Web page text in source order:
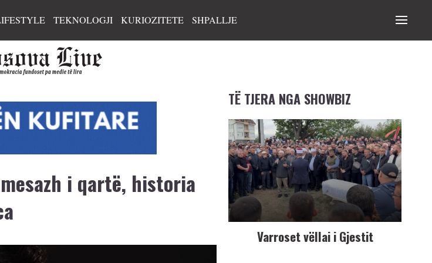
TEKNOLOGJI KURIOZITETE SHPALLJE
i qartë, historia
TË TJERA NGA SHOWBIZ
Varroset vëllai i Gjestit